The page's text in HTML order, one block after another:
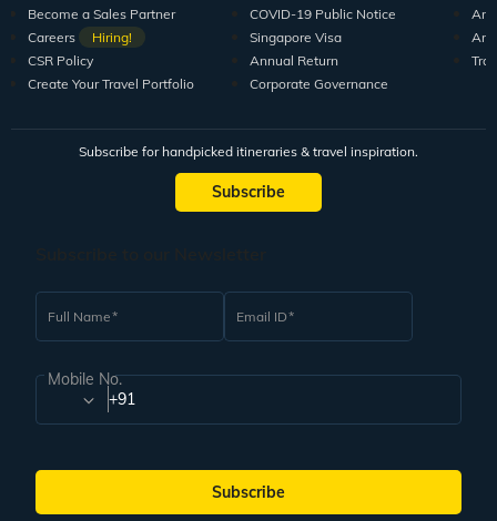
Become a Sales Partner
Careers
Hiring!
CSR Policy
Create Your Travel Portfolio
COVID-19 Public Notice
Singapore Visa
Annual Return
Corporate Governance
Subscribe for handpicked itineraries & travel inspiration.
Subscribe
Full Name Email ID
Mobile No.
+91
Subscribe